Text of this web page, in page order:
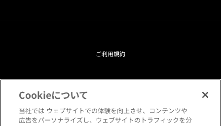
ご利用規約
プライバシーポリシー
クッキーポリシー
Cookieについて
当社では ウェブサイトでの体験を向上させ、コンテンツや
広告をパーソナライズし、ウェブサイトのトラフィックを分